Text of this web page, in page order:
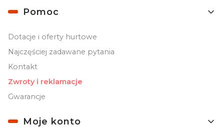
Linki w stopce
Pomoc
Dotacje i oferty hurtowe
Najczęściej zadawane pytania
Kontakt
Zwroty i reklamacje
Gwarancje
Moje konto